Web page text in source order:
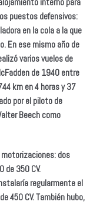
puestos defensivos:
en la cola a la que
En ese mismo año de
varios vuelos de
de 1940 entre
km en 4 horas y 37
por el piloto de
Beech como
dos
de 350 CV.
regularmente el
450 CV. También hubo,